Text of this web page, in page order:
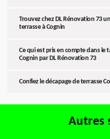
Trouvez chez DL Rénovation 73
terrasse à Cognin
Ce qui est pris en compte dans le
Cognin par DL Rénovation 73
Confiez le décapage de terrasse
Autres